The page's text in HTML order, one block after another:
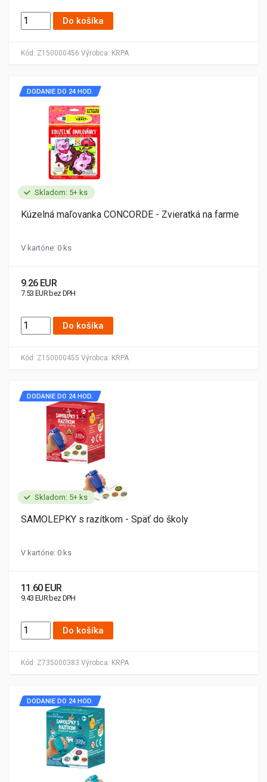
Kód: Z150000456 Výrobca: KRPA
Do košíka
Skladom: 5+ ks
Kód: Z150000455 Výrobca: KRPA
DODANIE DO 24 HOD.
Kúzelná maľovanka CONCORDE - Zvieratká na farme
V kartóne: 0 ks
9.26 EUR
7.53 EUR bez DPH
Do košíka
Skladom: 5+ ks
Kód: Z735000383 Výrobca: KRPA
DODANIE DO 24 HOD.
SAMOLEPKY s razítkom - Späť do školy
V kartóne: 0 ks
11.60 EUR
9.43 EUR bez DPH
Do košíka
DODANIE DO 24 HOD.